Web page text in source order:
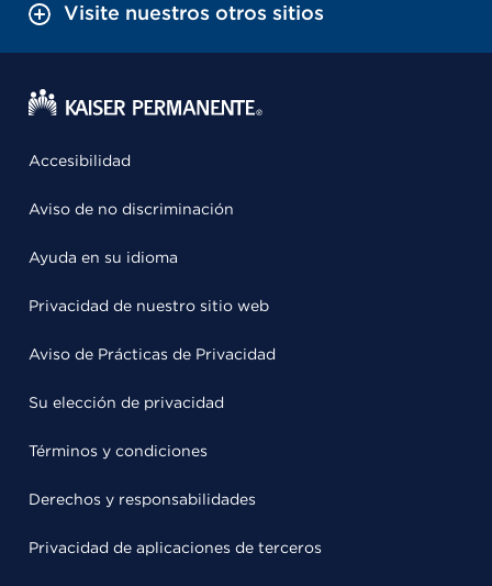
Visite nuestros otros sitios
Accesibilidad
Aviso de no discriminación
Ayuda en su idioma
Privacidad de nuestro sitio web
Aviso de Prácticas de Privacidad
Su elección de privacidad
Términos y condiciones
Derechos y responsabilidades
Privacidad de aplicaciones de terceros